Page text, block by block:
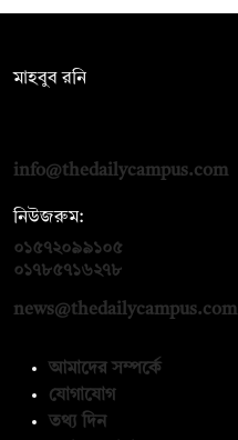
মাহবুব রনি
info@thedailycampus.com
নিউজরুম:
০১৫৭২০৯৯১০৫
০১৭৮৫৭১৬২৭৮
news@thedailycampus.com
আমাদের সম্পর্কে
যোগাযোগ
তথ্য দিন